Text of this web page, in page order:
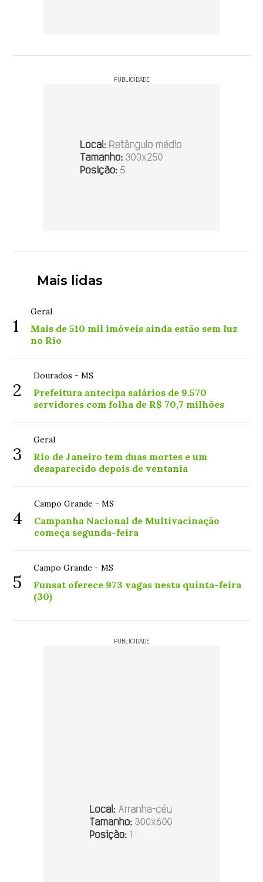
PUBLICIDADE
Mais lidas
1
Geral
Mais de 510 mil imóveis ainda estão sem luz
no Rio
2
Dourados - MS
Prefeitura antecipa salários de 9.570
servidores com folha de R$ 70,7 milhões
3
Geral
Rio de Janeiro tem duas mortes e um
desaparecido depois de ventania
4
Campo Grande - MS
Campanha Nacional de Multivacinação
começa segunda-feira
5
Campo Grande - MS
Funsat oferece 973 vagas nesta quinta-feira
(30)
PUBLICIDADE